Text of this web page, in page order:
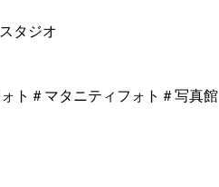
タジオ
ト＃マタニティフォト＃写真館